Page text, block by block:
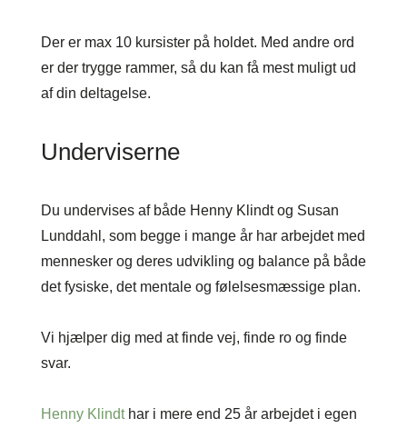
Der er max 10 kursister på holdet. Med andre ord
er der trygge rammer, så du kan få mest muligt ud
af din deltagelse.
Underviserne
Du undervises af både Henny Klindt og Susan
Lunddahl, som begge i mange år har arbejdet med
mennesker og deres udvikling og balance på både
det fysiske, det mentale og følelsesmæssige plan.
Vi hjælper dig med at finde vej, finde ro og finde
svar.
Henny Klindthar i mere end 25 år arbejdet i egen